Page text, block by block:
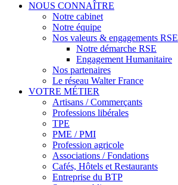
NOUS CONNAÎTRE
Notre cabinet
Notre équipe
Nos valeurs & engagements RSE
Notre démarche RSE
Engagement Humanitaire
Nos partenaires
Le réseau Walter France
VOTRE MÉTIER
Artisans / Commerçants
Professions libérales
TPE
PME / PMI
Profession agricole
Associations / Fondations
Cafés, Hôtels et Restaurants
Entreprise du BTP